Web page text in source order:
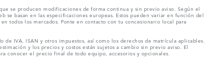
se producen modificaciones de forma continua y sin previo aviso. Según el
basan en las especificaciones europeas. Estos pueden variar en función del
todos los mercados. Ponte en contacto con tu concesionario local para
IVA, ISAN y otros impuestos, así como los derechos de matrícula aplicables.
y los precios y costos están sujetos a cambio sin previo aviso. El
conocer el precio final de todo equipo, accesorios y opcionales.